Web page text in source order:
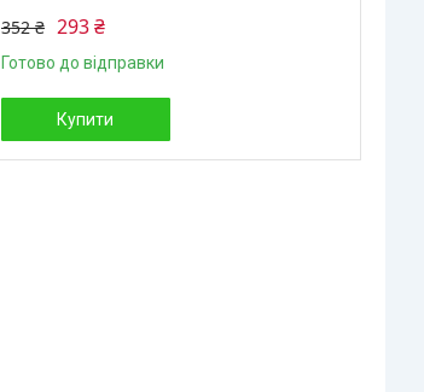
352 ₴ 293 ₴
Готово до відправки
Купити